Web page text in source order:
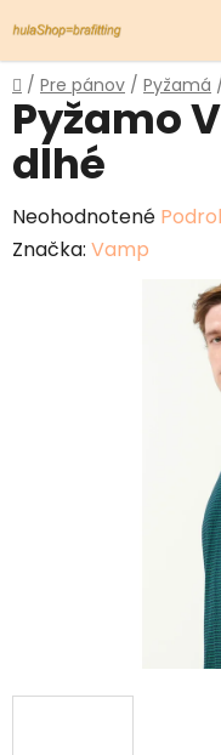
na
obsah
Domov
/ Pre pánov / Pyžamá
Pyžamo
dlhé
Priemerné
hodnotenie
Neohodnotené
Značka: Vamp